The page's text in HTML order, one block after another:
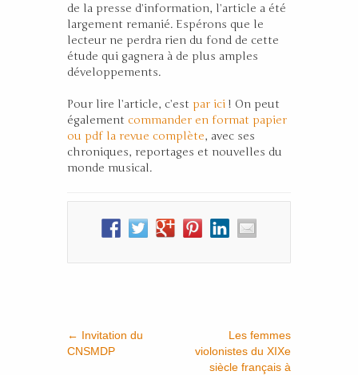
de la presse d’information, l’article a été
largement remanié. Espérons que le
lecteur ne perdra rien du fond de cette
étude qui gagnera à de plus amples
développements.
Pour lire l’article, c’est par ici ! On peut
également commander en format papier
ou pdf la revue complète, avec ses
chroniques, reportages et nouvelles du
monde musical.
← Invitation du
CNSMDP
Les femmes
violonistes du XIXe
siècle français à